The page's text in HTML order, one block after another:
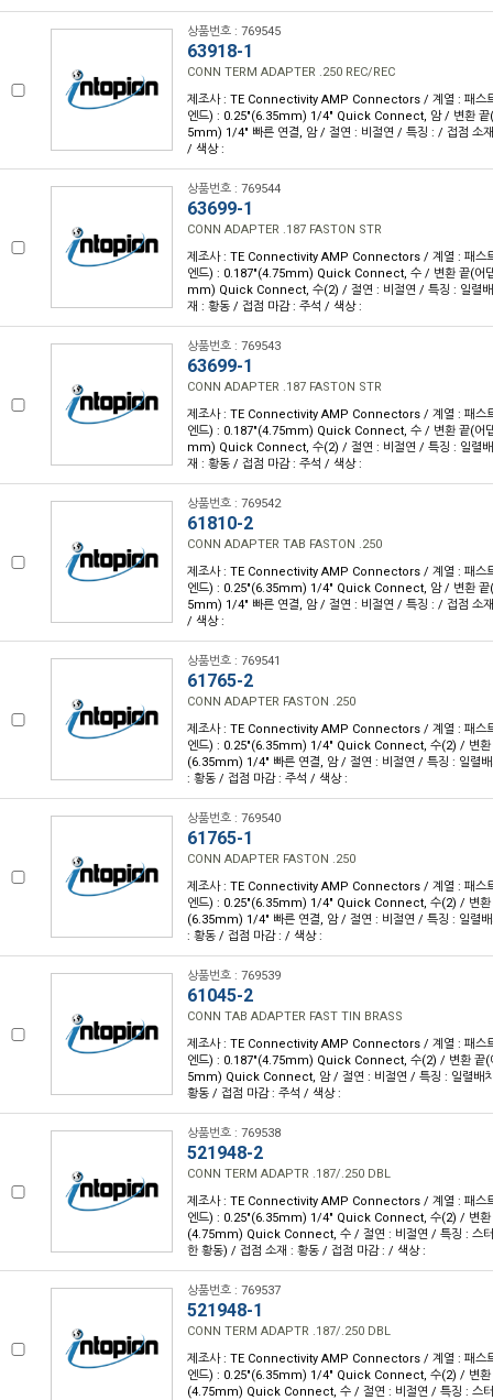
상품번호 : 769545
63918-1
CONN TERM ADAPTER .250 REC/REC
제조사 : TE Connectivity AMP Connectors / 계열 : 패스
엔드) : 0.25"(6.35mm) 1/4" Quick Connect, 암 / 변환 끝(
5mm) 1/4" 빠른 연결, 암 / 절연 : 비절연 / 특징 : / 접점 소
/ 색상 :
상품번호 : 769544
63699-1
CONN ADAPTER .187 FASTON STR
제조사 : TE Connectivity AMP Connectors / 계열 : 패스
엔드) : 0.187"(4.75mm) Quick Connect, 수 / 변환 끝(어
mm) Quick Connect, 수(2) / 절연 : 비절연 / 특징 : 일렬배
재 : 황동 / 접점 마감 : 주석 / 색상 :
상품번호 : 769543
63699-1
CONN ADAPTER .187 FASTON STR
제조사 : TE Connectivity AMP Connectors / 계열 : 패스
엔드) : 0.187"(4.75mm) Quick Connect, 수 / 변환 끝(어
mm) Quick Connect, 수(2) / 절연 : 비절연 / 특징 : 일렬배
재 : 황동 / 접점 마감 : 주석 / 색상 :
상품번호 : 769542
61810-2
CONN ADAPTER TAB FASTON .250
제조사 : TE Connectivity AMP Connectors / 계열 : 패스
엔드) : 0.25"(6.35mm) 1/4" Quick Connect, 암 / 변환 끝(
5mm) 1/4" 빠른 연결, 암 / 절연 : 비절연 / 특징 : / 접점 소
/ 색상 :
상품번호 : 769541
61765-2
CONN ADAPTER FASTON .250
제조사 : TE Connectivity AMP Connectors / 계열 : 패스
엔드) : 0.25"(6.35mm) 1/4" Quick Connect, 수(2) / 변환
(6.35mm) 1/4" 빠른 연결, 암 / 절연 : 비절연 / 특징 : 일렬
: 황동 / 접점 마감 : 주석 / 색상 :
상품번호 : 769540
61765-1
CONN ADAPTER FASTON .250
제조사 : TE Connectivity AMP Connectors / 계열 : 패스
엔드) : 0.25"(6.35mm) 1/4" Quick Connect, 수(2) / 변환
(6.35mm) 1/4" 빠른 연결, 암 / 절연 : 비절연 / 특징 : 일렬
: 황동 / 접점 마감 : / 색상 :
상품번호 : 769539
61045-2
CONN TAB ADAPTER FAST TIN BRASS
제조사 : TE Connectivity AMP Connectors / 계열 : 패스
엔드) : 0.187"(4.75mm) Quick Connect, 수(2) / 변환 끝(
5mm) Quick Connect, 암 / 절연 : 비절연 / 특징 : 일렬배
황동 / 접점 마감 : 주석 / 색상 :
상품번호 : 769538
521948-2
CONN TERM ADAPTR .187/.250 DBL
제조사 : TE Connectivity AMP Connectors / 계열 : 패스
엔드) : 0.25"(6.35mm) 1/4" Quick Connect, 수(2) / 변환
(4.75mm) Quick Connect, 수 / 절연 : 비절연 / 특징 : 스터
한 황동) / 접점 소재 : 황동 / 접점 마감 : / 색상 :
상품번호 : 769537
521948-1
CONN TERM ADAPTR .187/.250 DBL
제조사 : TE Connectivity AMP Connectors / 계열 : 패스
엔드) : 0.25"(6.35mm) 1/4" Quick Connect, 수(2) / 변환
(4.75mm) Quick Connect, 수 / 절연 : 비절연 / 특징 : 스